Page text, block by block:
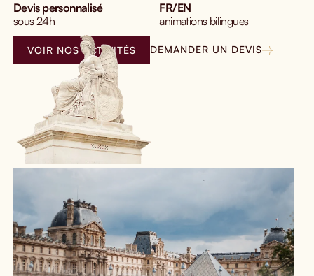
Devis personnalisé
sous 24h
FR/EN
animations bilingues
VOIR NOS ACTIVITÉS DEMANDER UN DEVIS